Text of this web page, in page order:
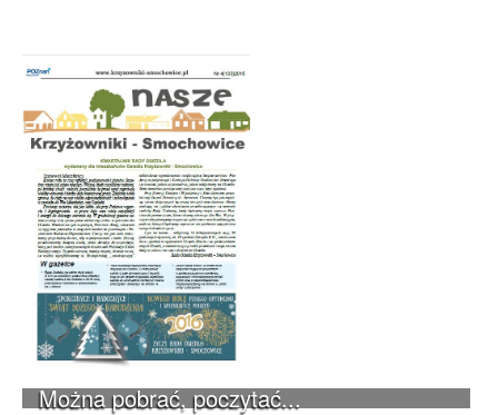
Można pobrać, poczytać...